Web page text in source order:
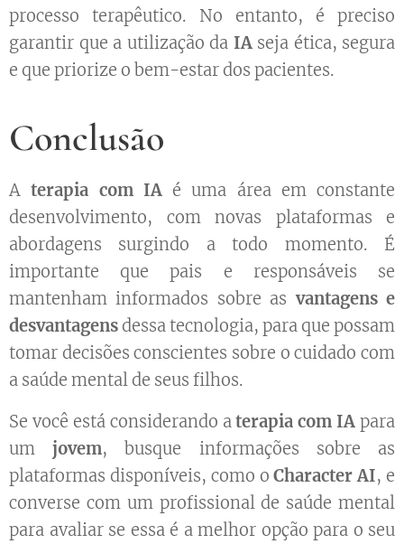
processo terapêutico. No entanto, é preciso
garantir que a utilização da IAseja ética, segura
e que priorize o bem-estar dos pacientes.
Conclusão
Aterapia com IAé uma área em constante
desenvolvimento, com novas plataformas e
abordagens surgindo a todo momento. É
importante que pais e responsáveis se
mantenham informados sobre as vantagens e
desvantagens dessa tecnologia, para que possam
tomar decisões conscientes sobre o cuidado com
a saúde mental de seus filhos.
Se você está considerando aterapia com IA para
umjovem, busque informações sobre as
plataformas disponíveis, como oCharacter AI, e
converse com um profissional de saúde mental
para avaliar se essa é a melhor opção para o seu